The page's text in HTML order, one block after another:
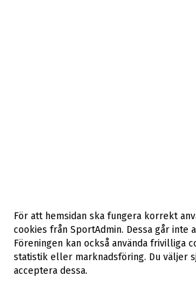
För att hemsidan ska fungera korrekt
cookies från SportAdmin. Dessa går inte
Föreningen kan också använda frivilliga
statistik eller marknadsföring. Du väljer
acceptera dessa.